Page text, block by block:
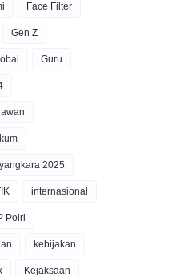
Face Filter
Gen Z
Guru
2025
internasional
Polri
kebijakan
Kejaksaan